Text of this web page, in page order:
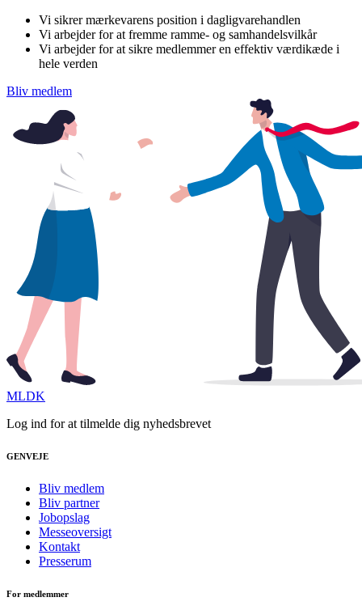
Vi sikrer mærkevarens position i dagligvarehandlen
Vi arbejder for at fremme ramme- og samhandelsvilkår
Vi arbejder for at sikre medlemmer en effektiv værdikæde i
hele verden
Bliv medlem
MLDK
Log ind for at tilmelde dig nyhedsbrevet
GENVEJE
Bliv medlem
Bliv partner
Jobopslag
Messeoversigt
Kontakt
Presserum
For medlemmer